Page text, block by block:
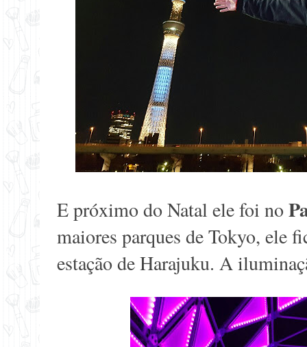
E próximo do Natal ele foi no
maiores parques de Tokyo, ele
estação de Harajuku. A